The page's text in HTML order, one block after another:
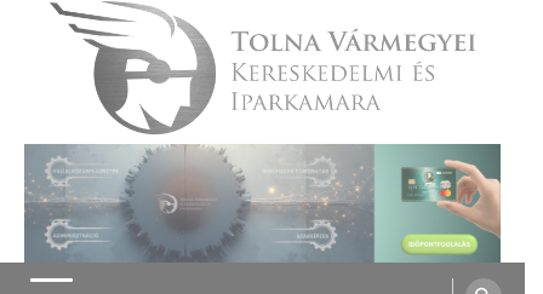
Tolna Vármegyei Kereskedelmi és
Iparkamara